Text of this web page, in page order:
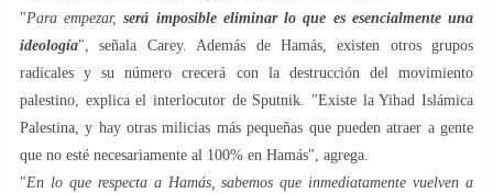
"Para empezar, será imposible eliminar lo que es esencialmente una
ideología", señala Carey. Además de Hamás, existen otros grupos
radicales y su número crecerá con la destrucción del movimiento
palestino, explica el interlocutor de Sputnik. "Existe la Yihad Islámica
Palestina, y hay otras milicias más pequeñas que pueden atraer a gente
que no esté necesariamente al 100% en Hamás", agrega.
"En lo que respecta a Hamás, sabemos que inmediatamente vuelven a